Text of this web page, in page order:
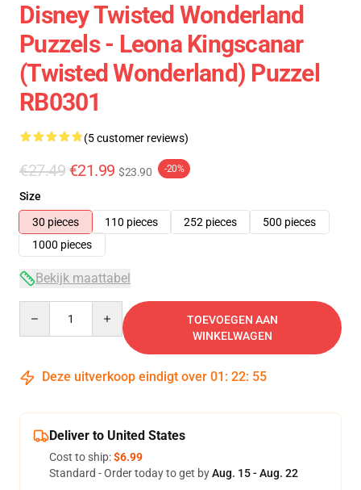
Disney Twisted Wonderland
Puzzels - Leona Kingscanar
(Twisted Wonderland) Puzzel
RB0301
(5 customer reviews)
€27.49 €21.99 $23.90 -20%
Size
30 pieces
110 pieces 252 pieces
500 pieces
1000 pieces
Bekijk maattabel
TOEVOEGEN AAN
WINKELWAGEN
Deze uitverkoop eindigt over 01 : 22: 54
Deliver to United States
Cost to ship:$6.99
Standard - Order today to get byAug. 15 - Aug. 22